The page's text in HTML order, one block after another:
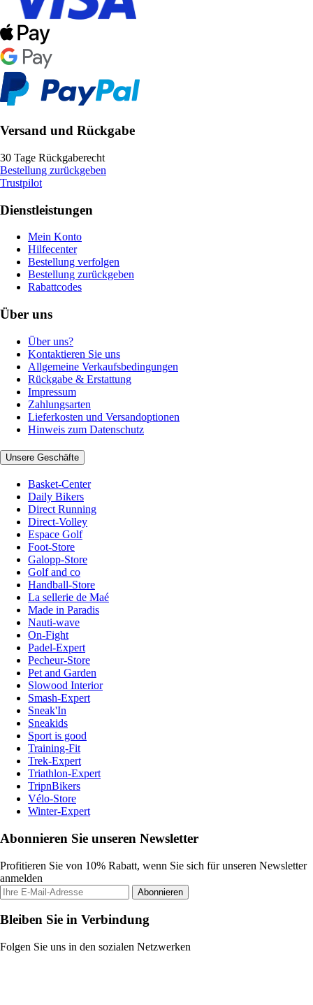
Versand und Rückgabe
30 Tage Rückgaberecht
Bestellung zurückgeben
Trustpilot
Dienstleistungen
Mein Konto
Hilfecenter
Bestellung verfolgen
Bestellung zurückgeben
Rabattcodes
Über uns
Über uns?
Kontaktieren Sie uns
Allgemeine Verkaufsbedingungen
Rückgabe & Erstattung
Impressum
Zahlungsarten
Lieferkosten und Versandoptionen
Hinweis zum Datenschutz
Unsere Geschäfte
Basket-Center
Daily Bikers
Direct Running
Direct-Volley
Espace Golf
Foot-Store
Galopp-Store
Golf and co
Handball-Store
La sellerie de Maé
Made in Paradis
Nauti-wave
On-Fight
Padel-Expert
Pecheur-Store
Pet and Garden
Slowood Interior
Smash-Expert
Sneak'In
Sneakids
Sport is good
Training-Fit
Trek-Expert
Triathlon-Expert
TripnBikers
Vélo-Store
Winter-Expert
Abonnieren Sie unseren Newsletter
Profitieren Sie von 10% Rabatt, wenn Sie sich für unseren Newsletter
anmelden
Abonnieren
Bleiben Sie in Verbindung
Folgen Sie uns in den sozialen Netzwerken